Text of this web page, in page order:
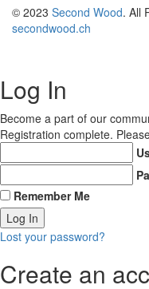
© 2023 Second Wood. All
secondwood.ch
Log In
Become a part of our
Registration complete.
Remember Me
Lost your password?
Create an